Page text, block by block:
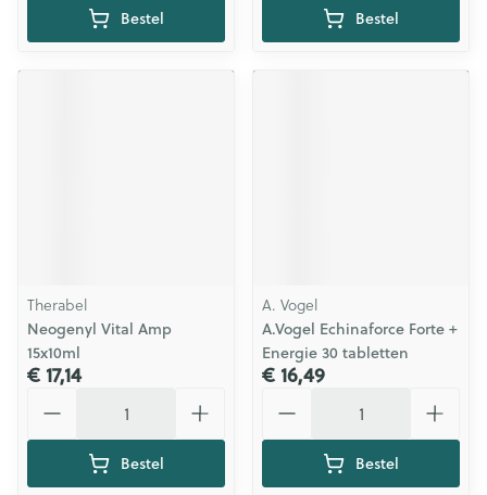
Bestel Bestel
Therabel
Neogenyl Vital Amp
15x10ml
€ 17,14
Bestel
A. Vogel
A.Vogel Echinaforce Forte +
Energie 30 tabletten
€ 16,49
Bestel